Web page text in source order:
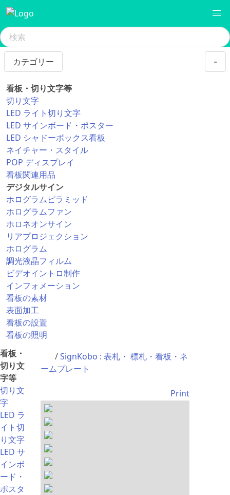
カテゴリー -
看板・切り文字等
切り文字
LED ライト切り文字
LED サインボード・ポスター
LED シャドーボックス看板
ネイチャー・スタイル
POP ディスプレイ
看板関連用品
デジタルサイン
ホログラムピラミッド
ホログラムファン
ホロネオンサイン
リアプロジェクション
ホログラム
調光液晶フィルム
ビデオイントロ制作
インフォメーション
看板の素材
表面加工
看板の設置
看板の照明
看板・
切り文
字等
切り文
字
LED ラ
イト切
り文字
LED サ
インボ
ード・
ポスタ
/SignKobo : 表札・ 標札・看板・ネ
ームプレート
Print